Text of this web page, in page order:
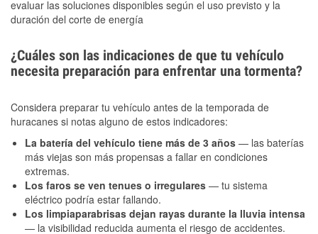
evaluar las soluciones disponibles según el uso previsto y la
duración del corte de energía
¿Cuáles son las indicaciones de que tu vehículo
necesita preparación para enfrentar una tormenta?
Considera preparar tu vehículo antes de la temporada de
huracanes si notas alguno de estos indicadores:
La batería del vehículo tiene más de 3 años — las baterías
más viejas son más propensas a fallar en condiciones
extremas.
Los faros se ven tenues o irregulares — tu sistema
eléctrico podría estar fallando.
Los limpiaparabrisas dejan rayas durante la lluvia intensa
— la visibilidad reducida aumenta el riesgo de accidentes.